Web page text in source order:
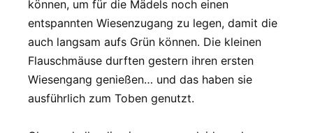
können, um für die Mädels noch einen
entspannten Wiesenzugang zu legen, damit die
auch langsam aufs Grün können. Die kleinen
Flauschmäuse durften gestern ihren ersten
Wiesengang genießen… und das haben sie
ausführlich zum Toben genutzt.